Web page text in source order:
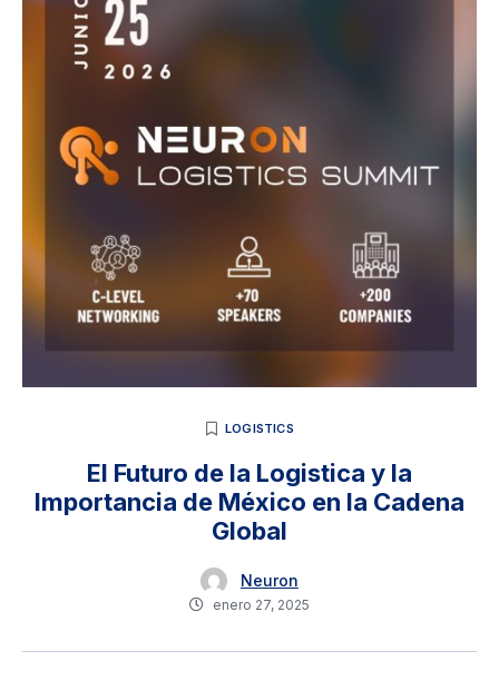
LOGISTICS
El Futuro de la Logistica y la
Importancia de México en la Cadena
Global
Neuron
enero 27, 2025